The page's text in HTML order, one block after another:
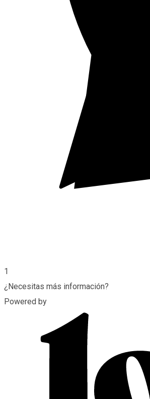
1
¿Necesitas más información?
Powered by